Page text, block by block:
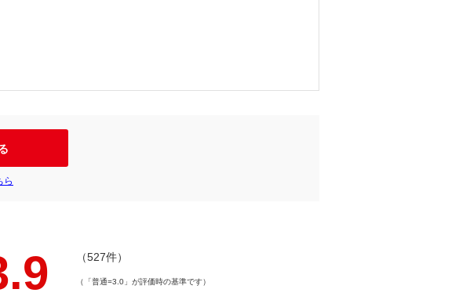
ら
（527件）
（「普通=3.0」が評価時の基準です）